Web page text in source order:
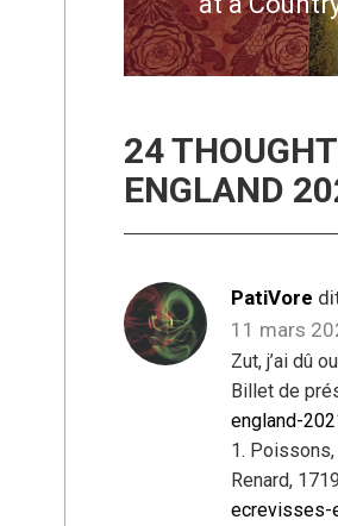
post:
24
ENGLAND
PatiVore
11 mars
Zut, j’ai dû
Billet de
england-
1.
Renard,
ecrevisses-